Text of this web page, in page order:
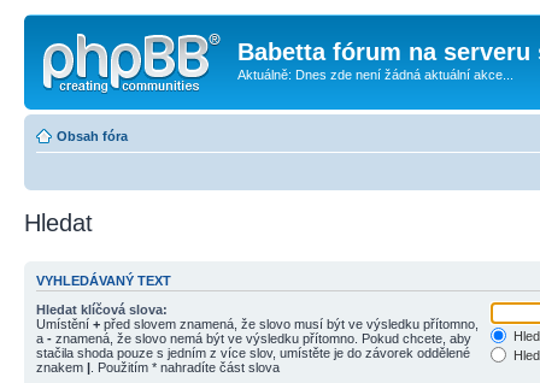
Babetta fórum na serveru
Aktuálně: Dnes zde není žádná aktuální akce...
Obsah fóra
Hledat
VYHLEDÁVANÝ TEXT
Hledat klíčová slova:
Umístění + před slovem znamená, že slovo musí být ve výsledku přítomno,
a - znamená, že slovo nemá být ve výsledku přítomno. Pokud chcete, aby
stačila shoda pouze s jedním z více slov, umístěte je do závorek oddělené
znakem | . Použitím * nahradíte část slova